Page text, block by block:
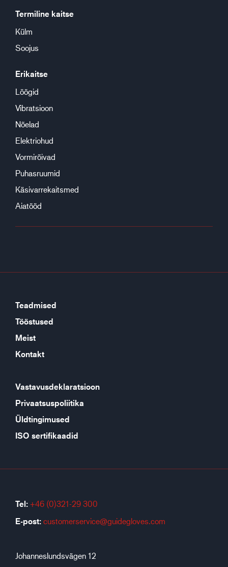
Termiline kaitse
Külm
Soojus
Erikaitse
Löögid
Vibratsioon
Nõelad
Elektriohud
Vormirõivad
Puhasruumid
Käsivarrekaitsmed
Aiatööd
Teadmised
Tööstused
Meist
Kontakt
Vastavusdeklaratsioon
Privaatsuspoliitika
Üldtingimused
ISO sertifikaadid
Tel: +46 (0)321-29 300
E-post: customerservice@guidegloves.com
Johanneslundsvägen 12